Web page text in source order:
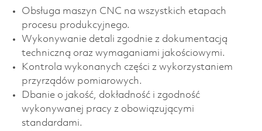
Obsługa maszyn CNC na wszystkich etapach
procesu produkcyjnego.
Wykonywanie detali zgodnie z dokumentacją
techniczną oraz wymaganiami jakościowymi.
Kontrola wykonanych części z wykorzystaniem
przyrządów pomiarowych.
Dbanie o jakość, dokładność i zgodność
wykonywanej pracy z obowiązującymi
standardami.